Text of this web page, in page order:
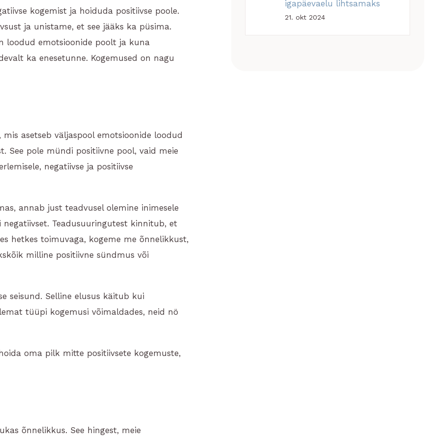
kogemist ja hoiduda positiivse poole.
ja unistame, et see jääks ka püsima.
loodud emotsioonide poolt ja kuna
ka enesetunne. Kogemused on nagu
asetseb väljaspool emotsioonide loodud
See pole mündi positiivne pool, vaid meie
negatiivse ja positiivse
annab just teadvusel olemine inimesele
Teadusuuringutest kinnitub, et
hetkes toimuvaga, kogeme me õnnelikkust,
milline positiivne sündmus või
seisund. Selline elusus käitub kui
tüüpi kogemusi võimaldades, neid nö
oma pilk mitte positiivsete kogemuste,
õnnelikkus. See hingest, meie
igapäevaelu lihtsamaks
21. okt 2024